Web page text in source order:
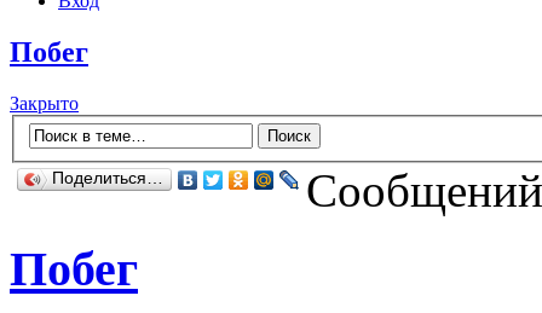
Побег
Закрыто
Поделиться…
Побег